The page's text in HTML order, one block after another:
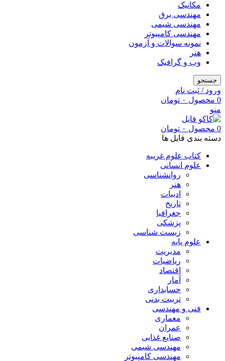
مکانیک
مهندسی برق
مهندسی شیمی
مهندسی کامپیوتر
نمونه سوالات و آزمون
هنر
وب و گرافیک
جستجو
ورود / ثبت نام
0 محصول ۰ تومان
منو
0 محصول ۰ تومان
دسته بندی فایل ها
کتاب علوم غریبه
علوم انسانی
روانشناسی
هنر
ادبیات
تاریخ
جغرافیا
پزشکی
زیست شناسی
علوم پایه
مدیریت
ریاضیات
اقتصاد
آمار
حسابداری
تربیت بدنی
فنی و مهندسی
معماری
عمران
صنایع غذایی
مهندسی شیمی
مهندسی کامپیوتر